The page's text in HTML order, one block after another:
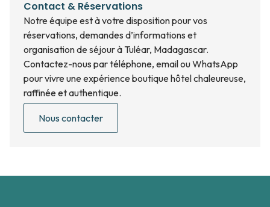
Contact & Réservations
Notre équipe est à votre disposition pour vos
réservations, demandes d’informations et
organisation de séjour à Tuléar, Madagascar.
Contactez-nous par téléphone, email ou WhatsApp
pour vivre une expérience boutique hôtel chaleureuse,
raffinée et authentique.
Nous contacter